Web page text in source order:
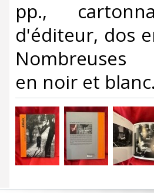
pp.,
d'éditeur, dos
Nombreuses
en noir et